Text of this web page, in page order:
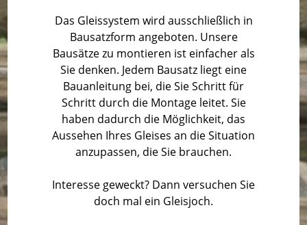
Das Gleissystem wird ausschließlich in
Bausatzform angeboten. Unsere
Bausätze zu montieren ist einfacher als
Sie denken. Jedem Bausatz liegt eine
Bauanleitung bei, die Sie Schritt für
Schritt durch die Montage leitet. Sie
haben dadurch die Möglichkeit, das
Aussehen Ihres Gleises an die Situation
anzupassen, die Sie brauchen.
Interesse geweckt? Dann versuchen Sie
doch mal ein Gleisjoch.